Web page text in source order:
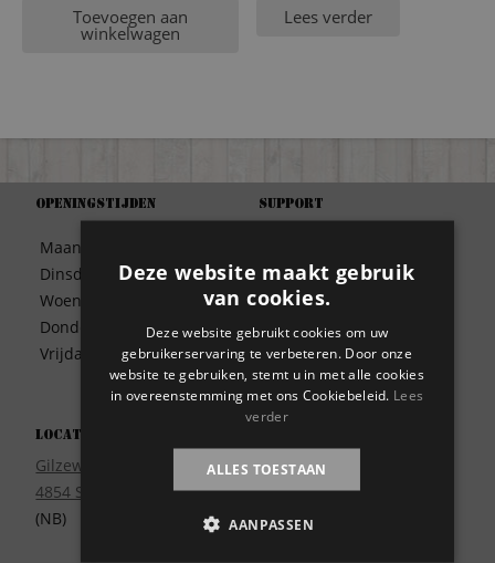
Toevoegen aan
winkelwagen
Lees verder
Openingstijden
Maandag
Dinsdag
Woensdag
Donderdag
Vrijdag
09:30 – 17:00
09:30 – 17:00
09:30 – 17:00
09:30 – 17:00
Locatie
Gilzeweg 17
4854 SE Bavel
(NB)
Support
Betaalwijze
Bezorgen
Disclaimer
Garantie
Meest gestelde vragen
Privacy
Wie zijn wij?
Deze website maakt gebruik
van cookies.
Deze website gebruikt cookies om uw
gebruikerservaring te verbeteren. Door onze
website te gebruiken, stemt u in met alle cookies
in overeenstemming met ons Cookiebeleid. Lees
verder
ALLES TOESTAAN
AANPASSEN